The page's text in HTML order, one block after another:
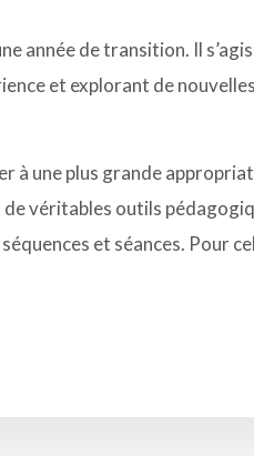
année de transition. Il
et explorant de
à une plus grande
véritables outils
et séances. Pour